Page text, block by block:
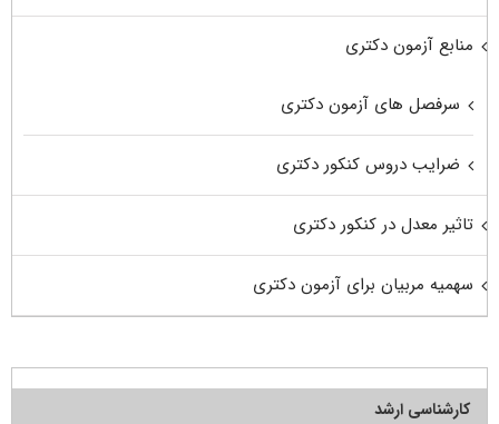
منابع آزمون دکتری
سرفصل های آزمون دکتری
ضرایب دروس کنکور دکتری
تاثیر معدل در کنکور دکتری
سهمیه مربیان برای آزمون دکتری
کارشناسی ارشد